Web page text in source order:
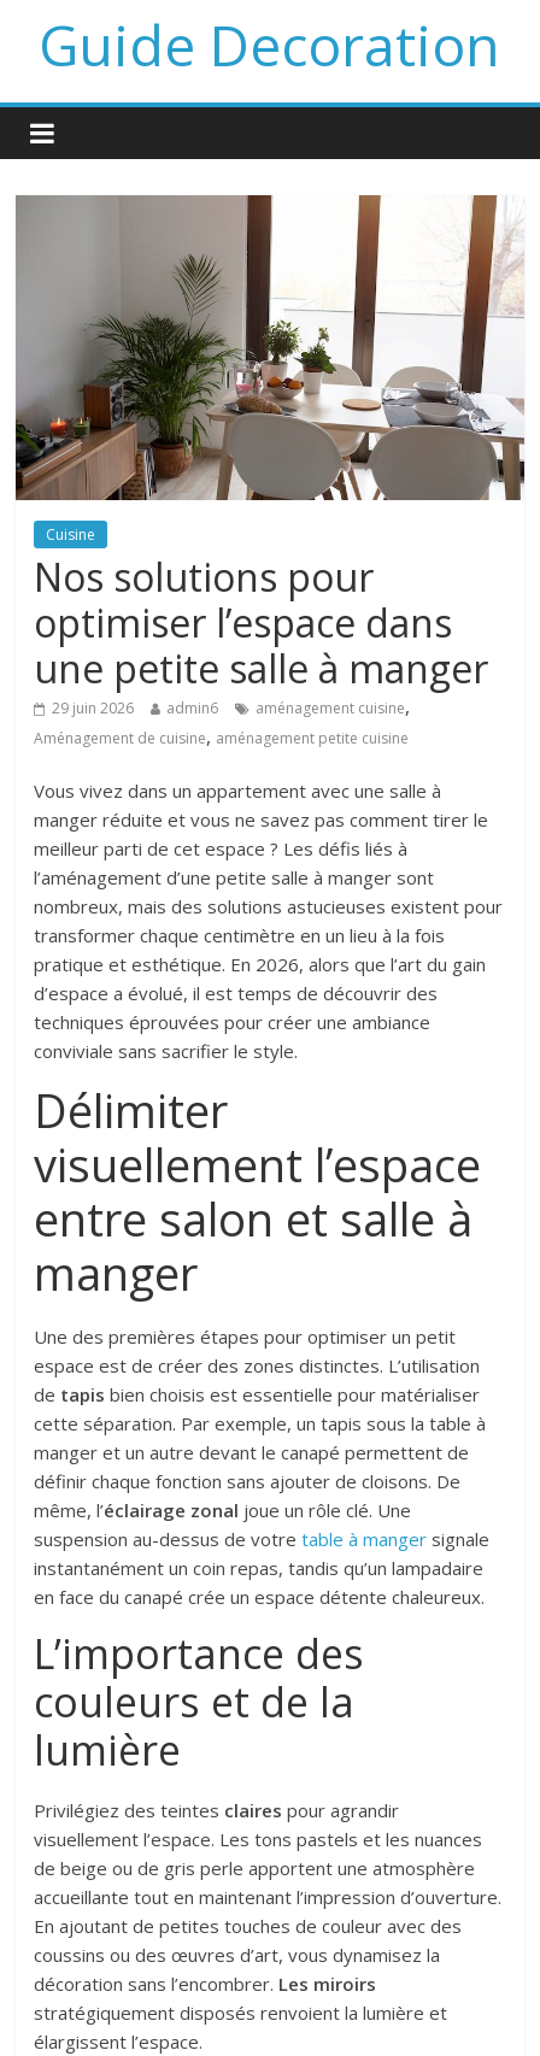
Guide Decoration
Cuisine
Nos solutions pour
optimiser l’espace dans
une petite salle à manger
29 juin 2026 admin6 aménagement cuisine,
Aménagement de cuisine, aménagement petite cuisine
Vous vivez dans un appartement avec une salle à
manger réduite et vous ne savez pas comment tirer le
meilleur parti de cet espace ? Les défis liés à
l’aménagement d’une petite salle à manger sont
nombreux, mais des solutions astucieuses existent pour
transformer chaque centimètre en un lieu à la fois
pratique et esthétique. En 2026, alors que l’art du gain
d’espace a évolué, il est temps de découvrir des
techniques éprouvées pour créer une ambiance
conviviale sans sacrifier le style.
Délimiter
visuellement l’espace
entre salon et salle à
manger
Une des premières étapes pour optimiser un petit
espace est de créer des zones distinctes. L’utilisation
de tapis bien choisis est essentielle pour matérialiser
cette séparation. Par exemple, un tapis sous la table à
manger et un autre devant le canapé permettent de
définir chaque fonction sans ajouter de cloisons. De
même, l’éclairage zonal joue un rôle clé. Une
suspension au-dessus de votretable à manger signale
instantanément un coin repas, tandis qu’un lampadaire
en face du canapé crée un espace détente chaleureux.
L’importance des
couleurs et de la
lumière
Privilégiez des teintes claires pour agrandir
visuellement l’espace. Les tons pastels et les nuances
de beige ou de gris perle apportent une atmosphère
accueillante tout en maintenant l’impression d’ouverture.
En ajoutant de petites touches de couleur avec des
coussins ou des œuvres d’art, vous dynamisez la
décoration sans l’encombrer. Les miroirs
stratégiquement disposés renvoient la lumière et
élargissent l’espace.